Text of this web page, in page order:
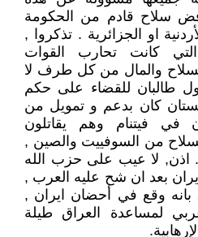
سلاح قادم من الحكومة
او الجزائرية . تذكروا ,
كانت تحارب القوات
السلاح والمال من كل طرف لا
طالبان للقضاء على حكم
كان بدعم و تمويل من
في فيتنام وهم يقاتلون
من السوفييت والصين ,
اذن, لا عيب على حزب الله
بعد ان شح عليه العرب ,
بانه وقع في أحضان ايران ,
لمساعدة العراق طيلة